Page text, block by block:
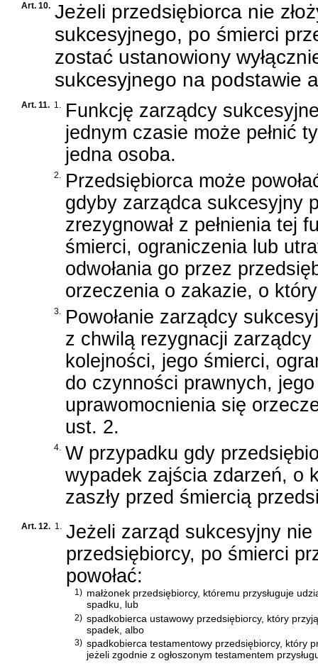
Art. 10. Jeżeli przedsiębiorca nie
sukcesyjnego, po śmierci
zostać ustanowiony
sukcesyjnego na podstawie
Art. 11. 1. Funkcję zarządcy
jednym czasie może pełnić
jedna osoba.
2. Przedsiębiorca może
gdyby zarządca sukcesyjny
zrezygnował z pełnienia tej
śmierci, ograniczenia lub
odwołania go przez
orzeczenia o zakazie, o
3. Powołanie zarządcy
z chwilą rezygnacji
kolejności, jego śmierci,
do czynności prawnych,
uprawomocnienia się
ust. 2.
4. W przypadku gdy
wypadek zajścia zdarzeń, o
zaszły przed śmiercią
Art. 12. 1. Jeżeli zarząd sukcesyjny
przedsiębiorcy, po śmierci
powołać:
1) małżonek przedsiębiorcy, któremu przysługuje
spadku, lub
2) spadkobierca ustawowy przedsiębiorcy, który
spadek, albo
3) spadkobierca testamentowy przedsiębiorcy, który
jeżeli zgodnie z ogłoszonym testamentem